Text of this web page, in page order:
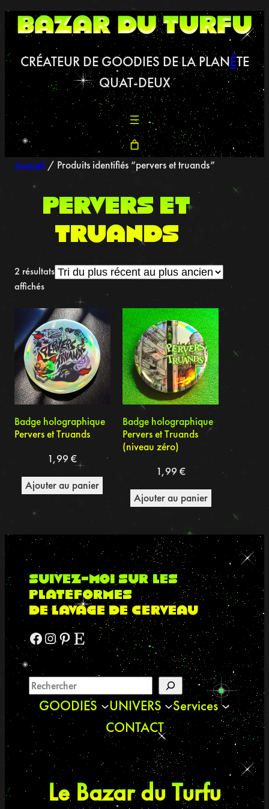
Aller
au
CRÉATEUR DE GOODIES DE LA PLANÈTE
QUAT-DEUX
Accueil / Produits identifiés “pervers et truands”
pervers et
truands
2 résultats
affichésTrié
plus
récent
au
plus
ancien
Badge holographique
Pervers et Truands
1,99€
Ajouter au panier
Badge holographique
Pervers et Truands
(niveau zéro)
1,99 €
Ajouter au panier
suivez-moi sur les
plateformes
de lavage de cerveau
Facebook Instagram Pinterest Etsy
GOODIES UNIVERS
Services
CONTACT
Le Bazar du Turfu